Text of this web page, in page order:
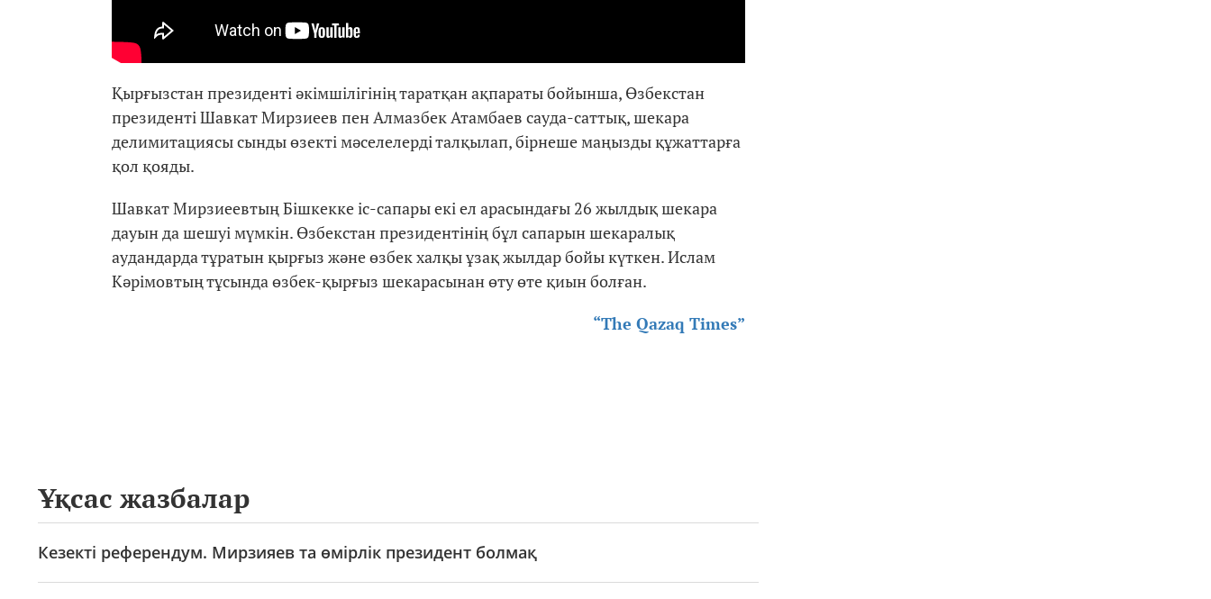
Қырғызстан президенті әкімшілігінің таратқан ақпараты бойынша, Өзбекстан
президенті Шавкат Мирзиеев пен Алмазбек Атамбаев сауда-саттық, шекара
делимитациясы сынды өзекті мәселелерді талқылап, бірнеше маңызды құжаттарға
қол қояды.
Шавкат Мирзиеевтың Бішкекке іс-сапары екі ел арасындағы 26 жылдық шекара
дауын да шешуі мүмкін. Өзбекстан президентінің бұл сапарын шекаралық
аудандарда тұратын қырғыз және өзбек халқы ұзақ жылдар бойы күткен. Ислам
Кәрімовтың тұсында өзбек-қырғыз шекарасынан өту өте қиын болған.
“The Qazaq Times”
Ұқсас жазбалар
Кезекті референдум. Мирзияев та өмірлік президент болмақ